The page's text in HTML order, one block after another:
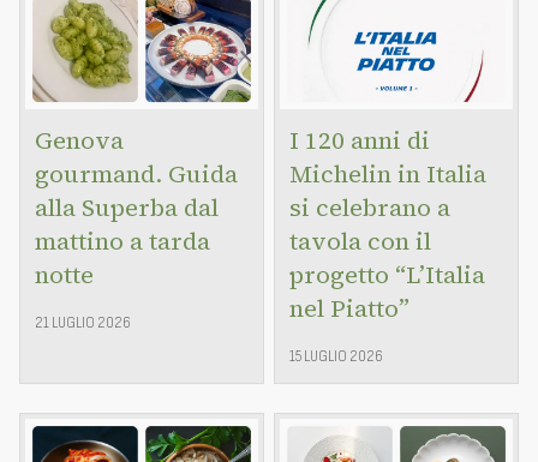
Genova
gourmand. Guida
alla Superba dal
mattino a tarda
notte
21 LUGLIO 2026
I 120 anni di
Michelin in Italia
si celebrano a
tavola con il
progetto “L’Italia
nel Piatto”
15 LUGLIO 2026